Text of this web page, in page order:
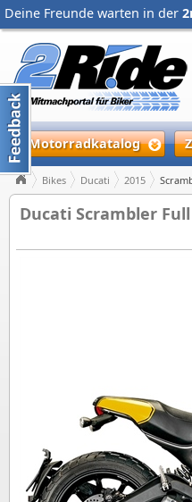
Deine Freunde warten in der
Motorradkatalog
Bikes Ducati 2015
Ducati Scrambler